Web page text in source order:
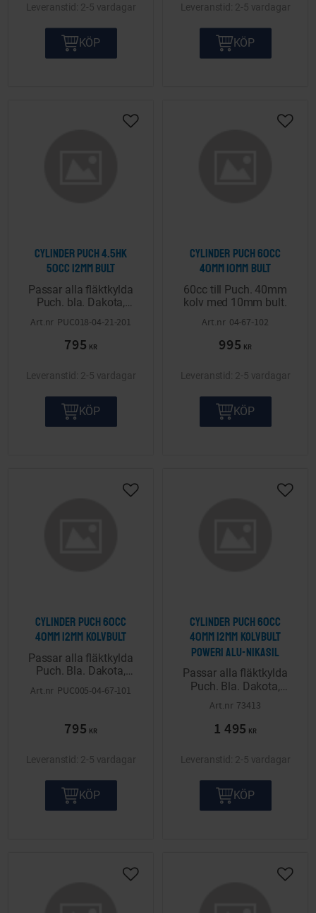
2-5 vardagar
KÖP
2-5 vardagar
KÖP
Cylinder Puch 4.5HK
50cc 12mm bult
Passar alla fläktkylda
Puch. bla. Dakota,
Nevada. Komplett inkl
kolv med 12mm bult.
PUC018-04-21-201
795 KR
Lägg till i önskelista
2-5 vardagar
KÖP
Cylinder Puch 60cc
40mm 10mm bult
60cc till Puch. 40mm
kolv med 10mm bult.
04-67-102
995 KR
Lägg
2-5 vardagar
KÖP
Cylinder Puch 60cc
40mm 12mm kolvbult
Passar alla fläktkylda
Puch. Bla. Dakota,
Nevada. Komplett inkl
PUC005-04-67-101
795 KR
Lägg till i önskelista
2-5 vardagar
KÖP
Cylinder Puch 60cc
40mm 12mm kolvbult
Power1 alu-nikasil
Passar alla fläktkylda
Puch. Bla. Dakota,
Florida, Alabama,
Nevada. Komplett inkl
kolv med 12mm bult.
73413
1 495 KR
Lägg
2-5 vardagar
KÖP
Lägg till i önskelista Lägg